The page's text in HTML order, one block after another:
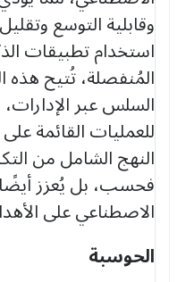
وقابلية التوسع
استخدام تطبيقات
المُنفصلة، تُتيح
السلس عبر
للعمليات القائمة
النهج الشامل من
فحسب، بل يُعزز أيضًا
الاصطناعي على
الحوسبة